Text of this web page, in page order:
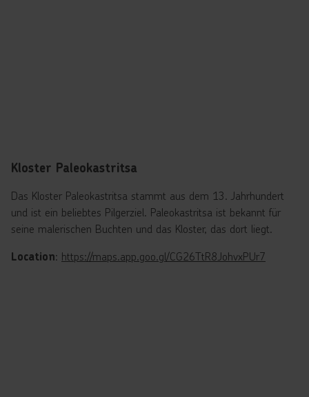
Kloster Paleokastritsa
Das Kloster Paleokastritsa stammt aus dem 13. Jahrhundert
und ist ein beliebtes Pilgerziel. Paleokastritsa ist bekannt für
seine malerischen Buchten und das Kloster, das dort liegt.
Location: https://maps.app.goo.gl/CG26TtR8JohvxPUr7